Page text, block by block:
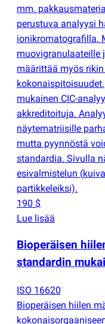
mm.
perustuva analyysi
ionikromatografilla.
muovigranulaateille
määrittää myös rikin
mukainen CIC-
akkreditoituja.
näytematriisille
mutta pyynnöstä
standardia. Sivulla
esivalmistelun (
partikkeleiksi).
190 $
Lue lisää
Bioperäisen
standardin
ISO 16620
Bioperäisen hiilen